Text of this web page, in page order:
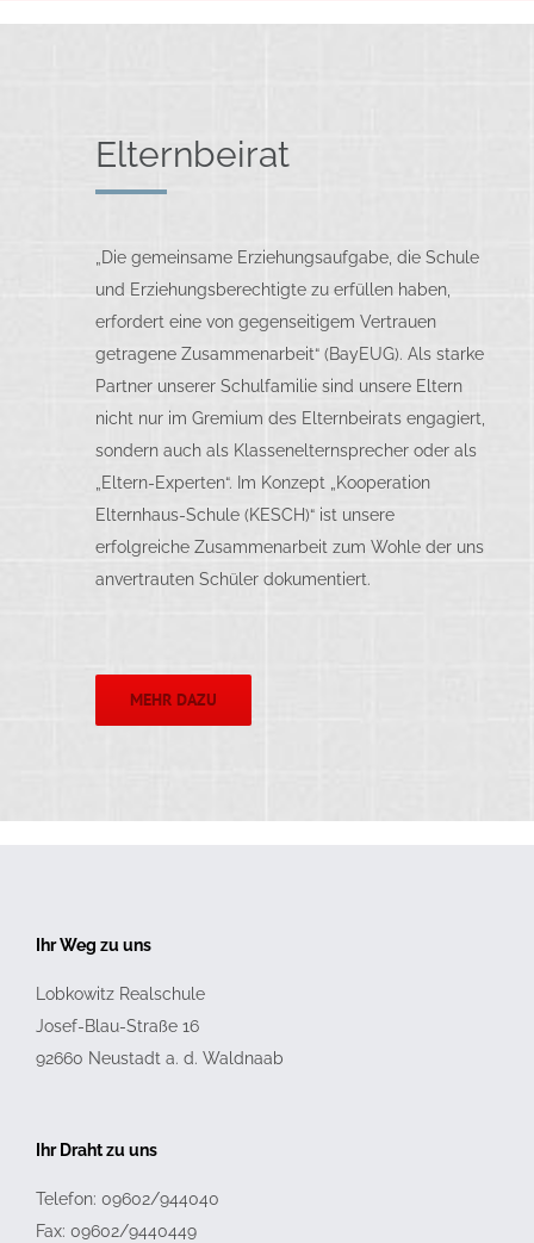
Elternbeirat
„Die gemeinsame Erziehungsaufgabe, die Schule
und Erziehungsberechtigte zu erfüllen haben,
erfordert eine von gegenseitigem Vertrauen
getragene Zusammenarbeit“ (BayEUG). Als starke
Partner unserer Schulfamilie sind unsere Eltern
nicht nur im Gremium des Elternbeirats engagiert,
sondern auch als Klassenelternsprecher oder als
„Eltern-Experten“. Im Konzept „Kooperation
Elternhaus-Schule (KESCH)“ ist unsere
erfolgreiche Zusammenarbeit zum Wohle der uns
anvertrauten Schüler dokumentiert.
MEHR DAZU
Ihr Weg zu uns
Lobkowitz Realschule
Josef-Blau-Straße 16
92660 Neustadt a. d. Waldnaab
Ihr Draht zu uns
Telefon: 09602/944040
Fax: 09602/9440449